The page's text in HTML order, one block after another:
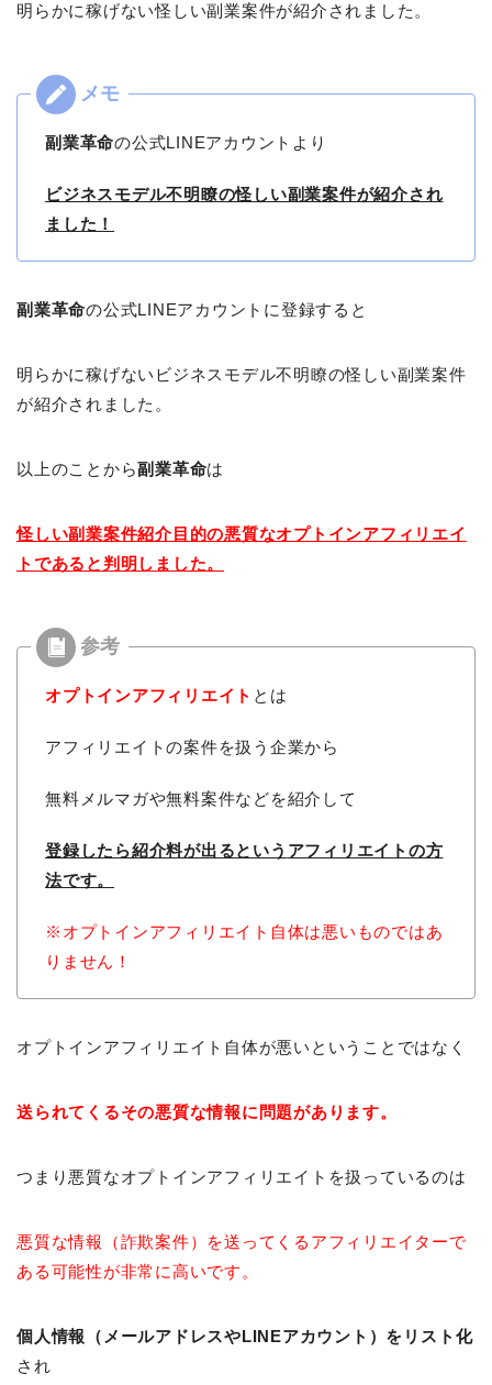
明らかに稼げない怪しい副業案件が紹介されました。
副業革命の公式LINEアカウントより
ビジネスモデル不明瞭の怪しい副業案件が紹介され
ました！
副業革命の公式LINEアカウントに登録すると
明らかに稼げないビジネスモデル不明瞭の怪しい副業案件
が紹介されました。
以上のことから副業革命は
怪しい副業案件紹介目的の悪質なオプトインアフィリエイ
トであると判明しました。
オプトインアフィリエイト とは
アフィリエイトの案件を扱う企業から
無料メルマガや無料案件などを紹介して
登録したら紹介料が出るという アフィリエイトの方
法です。
※オプトインアフィリエイト自体は悪いものではあ
りません！
オプトインアフィリエイト自体が悪いということではなく
送られてくるその悪質な情報に問題があります。
つまり悪質なオプトインアフィリエイトを扱っているのは
悪質な情報（詐欺案件）を送ってくるアフィリエイターで
ある可能性が非常に高いです。
個人情報（メールアドレスやLINEアカウント）をリスト化
され